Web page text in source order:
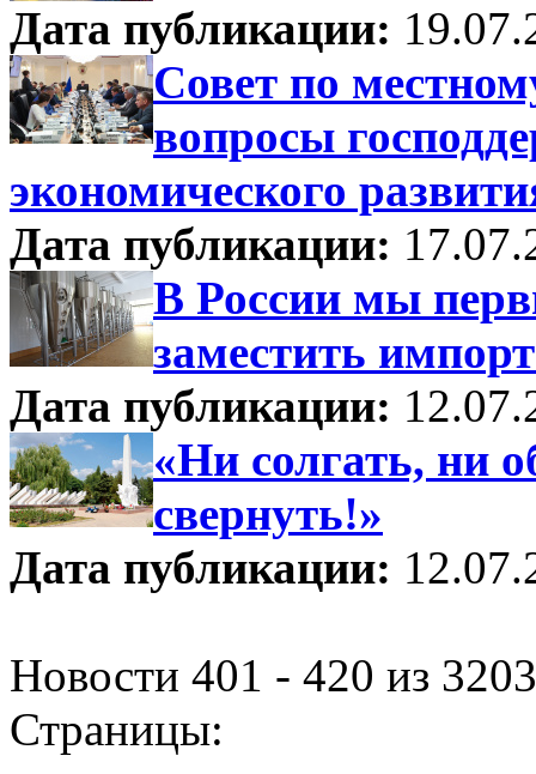
Дата публикации:
Совет по
вопросы
экономического
Дата публикации:
В России мы
заместить
Дата публикации:
«Ни солгать, ни
свернуть!»
Дата публикации:
Новости 401 - 420 из 3203
Страницы: